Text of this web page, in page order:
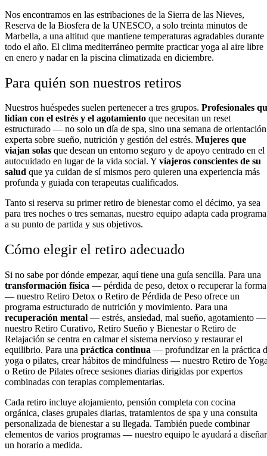
Nos encontramos en las estribaciones de la Sierra de las Nieves,
Reserva de la Biosfera de la UNESCO, a solo treinta minutos de
Marbella, a una altitud que mantiene temperaturas agradables durante
todo el año. El clima mediterráneo permite practicar yoga al aire libre
en enero y nadar en la piscina climatizada en diciembre.
Para quién son nuestros retiros
Nuestros huéspedes suelen pertenecer a tres grupos. Profesionales
lidian con el estrés y el agotamiento que necesitan un reset
estructurado — no solo un día de spa, sino una semana de orientación
experta sobre sueño, nutrición y gestión del estrés. Mujeres que
viajan solas que desean un entorno seguro y de apoyo centrado en el
autocuidado en lugar de la vida social. Y viajeros conscientes de su
salud que ya cuidan de sí mismos pero quieren una experiencia más
profunda y guiada con terapeutas cualificados.
Tanto si reserva su primer retiro de bienestar como el décimo, ya sea
para tres noches o tres semanas, nuestro equipo adapta cada programa
a su punto de partida y sus objetivos.
Cómo elegir el retiro adecuado
Si no sabe por dónde empezar, aquí tiene una guía sencilla. Para una
transformación física — pérdida de peso, detox o recuperar la forma
— nuestro Retiro Detox o Retiro de Pérdida de Peso ofrece un
programa estructurado de nutrición y movimiento. Para una
recuperación mental — estrés, ansiedad, mal sueño, agotamiento —
nuestro Retiro Curativo, Retiro Sueño y Bienestar o Retiro de
Relajación se centra en calmar el sistema nervioso y restaurar el
equilibrio. Para una práctica continua — profundizar en la práctica
yoga o pilates, crear hábitos de mindfulness — nuestro Retiro de
o Retiro de Pilates ofrece sesiones diarias dirigidas por expertos
combinadas con terapias complementarias.
Cada retiro incluye alojamiento, pensión completa con cocina
orgánica, clases grupales diarias, tratamientos de spa y una consulta
personalizada de bienestar a su llegada. También puede combinar
elementos de varios programas — nuestro equipo le ayudará a diseñar
un horario a medida.